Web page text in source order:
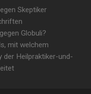
Skeptiker
Globuli?
mit welchem
der Heilpraktiker-und-